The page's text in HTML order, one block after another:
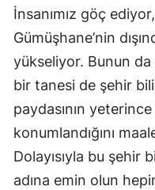
İnsanımız göç
Gümüşhane’nin
yükseliyor. Bunun
bir tanesi de şehir
paydasının
konumlandığını
Dolayısıyla bu şehir
adına emin olun